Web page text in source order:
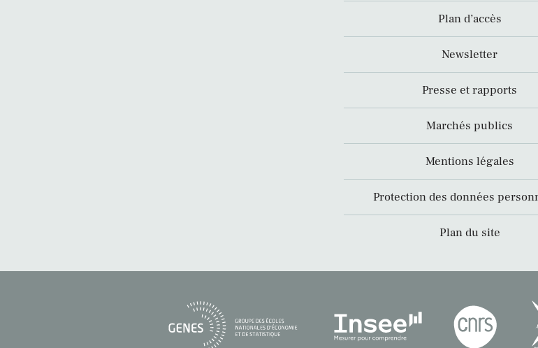
Plan d’accès
Newsletter
Presse et rapports
Marchés publics
Mentions légales
Protection des données
Plan du site